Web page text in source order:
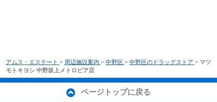
アムス・エステート > 周辺施設案内 > 中野区 > 中野区のドラッグストア > マツ
モトキヨシ 中野坂上メトロピア店
ページトップに戻る